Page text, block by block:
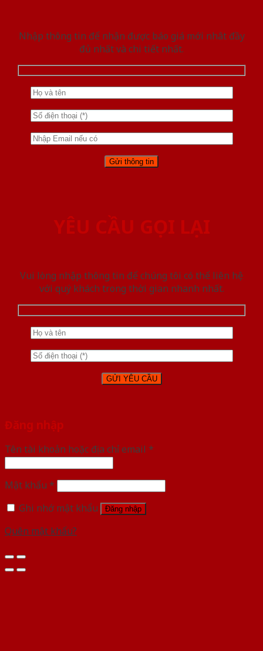
Nhập thông tin để nhận được báo giá mới nhât đầy
đủ nhất và chi tiết nhất.
YÊU CẦU GỌI LẠI
Vui lòng nhập thông tin để chúng tôi có thể liên hệ
với quý khách trong thời gian nhanh nhất.
Đăng nhập
Tên tài khoản hoặc địa chỉ email *
Mật khẩu *
Ghi nhớ mật khẩu
Đăng nhập
Quên mật khẩu?